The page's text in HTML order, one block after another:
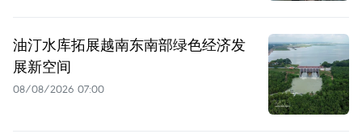
油汀水库拓展越南东南部绿色经济发
展新空间
08/08/2026 07:00